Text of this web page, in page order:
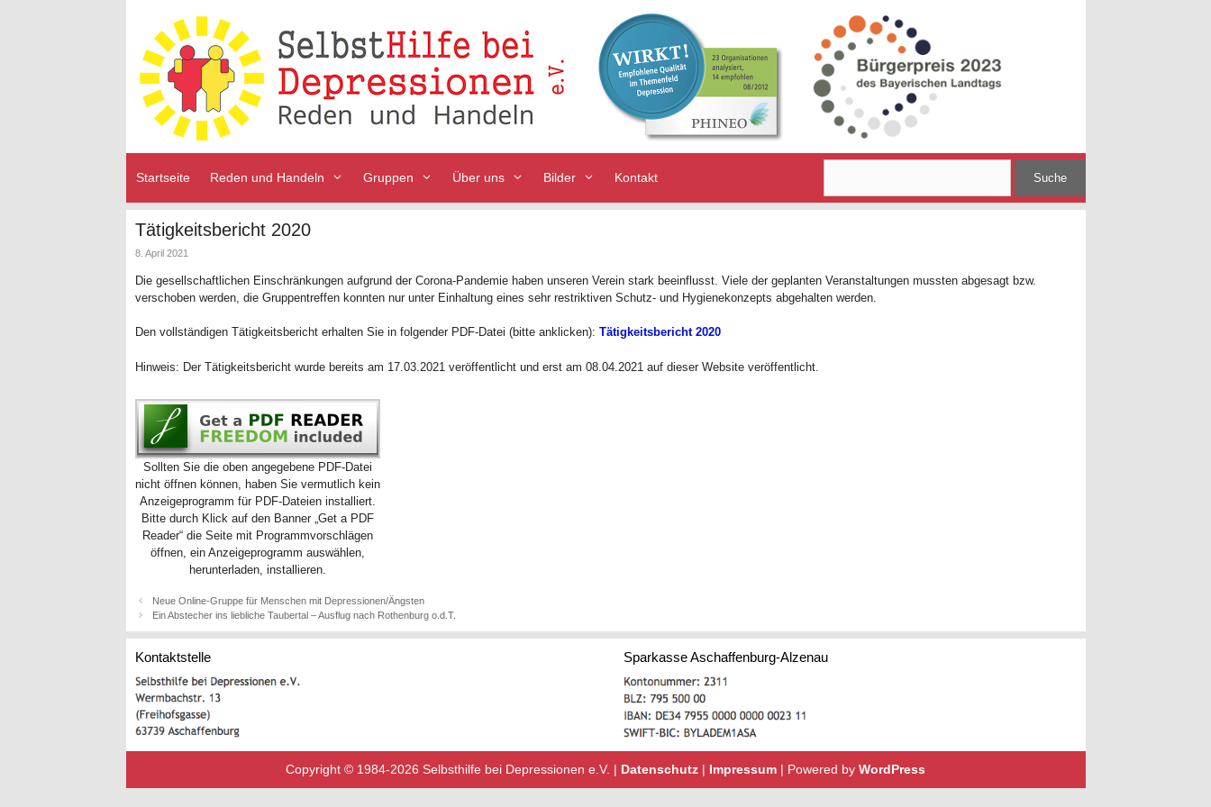
Startseite Reden und Handeln Gruppen Über uns Bilder Kontakt
Tätigkeitsbericht 2020
8. April 2021
Die gesellschaftlichen Einschränkungen aufgrund der Corona-Pandemie haben unseren Verein stark beeinflusst. Viele der geplanten Veranstaltungen mussten abgesagt bzw.
verschoben werden, die Gruppentreffen konnten nur unter Einhaltung eines sehr restriktiven Schutz- und Hygienekonzepts abgehalten werden.
Den vollständigen Tätigkeitsbericht erhalten Sie in folgender PDF-Datei (bitte anklicken): Tätigkeitsbericht 2020
Hinweis: Der Tätigkeitsbericht wurde bereits am 17.03.2021 veröffentlicht und erst am 08.04.2021 auf dieser Website veröffentlicht.
Sollten Sie die oben angegebene PDF-Datei
nicht öffnen können, haben Sie vermutlich kein
Anzeigeprogramm für PDF-Dateien installiert.
Bitte durch Klick auf den Banner „Get a PDF
Reader“ die Seite mit Programmvorschlägen
öffnen, ein Anzeigeprogramm auswählen,
herunterladen, installieren.
Neue Online-Gruppe für Menschen mit Depressionen/Ängsten
Ein Abstecher ins liebliche Taubertal – Ausflug nach Rothenburg o.d.T.
Kontaktstelle Sparkasse Aschaffenburg-Alzenau
Copyright © 1984-2026 Selbsthilfe bei Depressionen e.V. | Datenschutz | Impressum | Powered by WordPress